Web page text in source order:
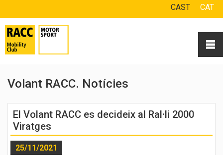
CAST CAT
Volant RACC. Notícies
El Volant RACC es decideix al Ral·li 2000
Viratges
25/11/2021